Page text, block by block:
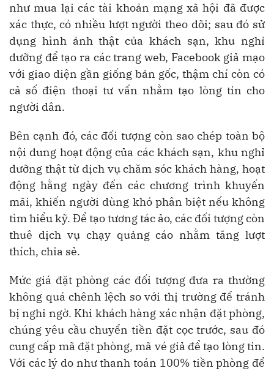
như mua lại các tài khoản mạng xã hội đã được
xác thực, có nhiều lượt người theo dõi; sau đó sử
dụng hình ảnh thật của khách sạn, khu nghỉ
dưỡng để tạo ra các trang web, Facebook giả mạo
với giao diện gần giống bản gốc, thậm chí còn có
cả số điện thoại tư vấn nhằm tạo lòng tin cho
người dân.
Bên cạnh đó, các đối tượng còn sao chép toàn bộ
nội dung hoạt động của các khách sạn, khu nghỉ
dưỡng thật từ dịch vụ chăm sóc khách hàng, hoạt
động hằng ngày đến các chương trình khuyến
mãi, khiến người dùng khó phân biệt nếu không
tìm hiểu kỹ. Để tạo tương tác ảo, các đối tượng còn
thuê dịch vụ chạy quảng cáo nhằm tăng lượt
thích, chia sẻ.
Mức giá đặt phòng các đối tượng đưa ra thường
không quá chênh lệch so với thị trường để tránh
bị nghi ngờ. Khi khách hàng xác nhận đặt phòng,
chúng yêu cầu chuyển tiền đặt cọc trước, sau đó
cung cấp mã đặt phòng, mã vé giả để tạo lòng tin.
Với các lý do như thanh toán 100% tiền phòng để